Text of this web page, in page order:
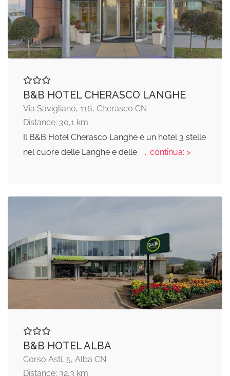
B&B HOTEL CHERASCO LANGHE
Via Savigliano, 116, Cherasco CN
Distance: 30,1 km
Il B&B Hotel Cherasco Langhe è un hotel 3 stelle
nel cuore delle Langhe e delle
... continua: >
B&B HOTEL ALBA
Corso Asti, 5, Alba CN
Distance: 32,3 km